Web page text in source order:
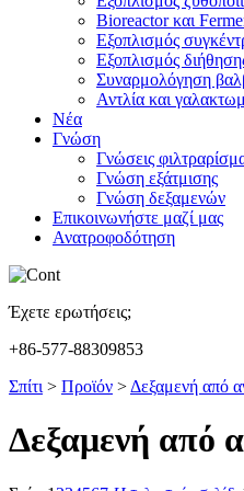
Bioreactor και
Εξοπλισμός
Εξοπλισμός
Συναρμολόγηση
Αντλία και
Νέα
Γνώση
Γνώσεις
Γνώση εξάτμισης
Γνώση δεξαμενών
Επικοινωνήστε μαζί μας
Ανατροφοδότηση
Έχετε ερωτήσεις;
+86-577-88309853
Σπίτι > Προϊόν > Δεξαμενή από
Δεξαμενή από